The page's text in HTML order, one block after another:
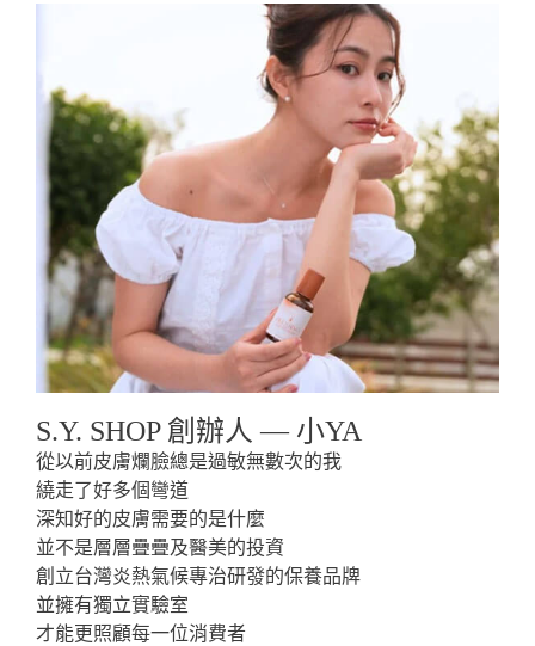
S.Y. SHOP 創辦人 — 小YA
從以前皮膚爛臉總是過敏無數次的我
繞走了好多個彎道
深知好的皮膚需要的是什麼
並不是層層疊疊及醫美的投資
創立台灣炎熱氣候專治研發的保養品牌
並擁有獨立實驗室
才能更照顧每一位消費者